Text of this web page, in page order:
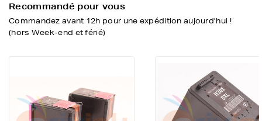
Recommandé pour vous
Commandez avant 12h pour une expédition aujourd’hui !
(hors Week-end et férié)